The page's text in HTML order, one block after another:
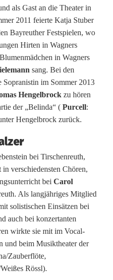
als Gast an die Theater in
2011 feierte Katja Stuber
Bayreuther Festspielen, wo
Hirten in Wagners
in Wagners
sang. Bei den
Sopranistin im Sommer 2013
Hengelbrock zu hören
der „Belinda“ ( Purcell:
Hengelbrock zurück.
bei Tirschenreuth,
verschiedensten Chören,
bei Carol
Als langjähriges Mitglied
solistischen Einsätzen bei
auch bei konzertanten
wirkte sie mit im Vocal-
und beim Musiktheater der
Zauberflöte,
Rössl).